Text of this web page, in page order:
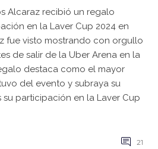
Alcaraz recibió un regalo
en la Laver Cup 2024 en
fue visto mostrando con orgullo
de salir de la Uber Arena en la
destaca como el mayor
del evento y subraya su
participación en la Laver Cup
21